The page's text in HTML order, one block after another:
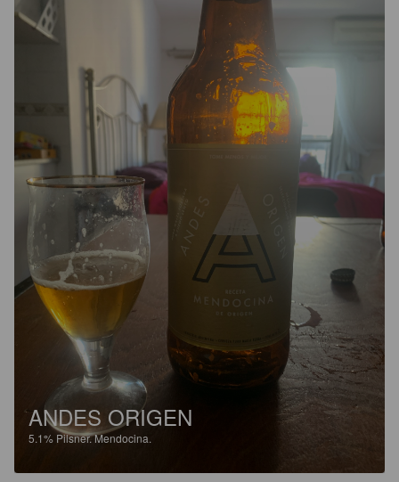
ANDES ORIGEN
5.1% Pilsner.Mendocina.